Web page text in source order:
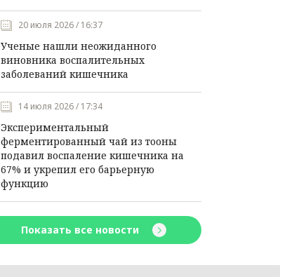
20 июля 2026 / 16:37
Ученые нашли неожиданного
виновника воспалительных
заболеваний кишечника
14 июля 2026 / 17:34
Экспериментальный
ферментированный чай из тооны
подавил воспаление кишечника на
67% и укрепил его барьерную
функцию
Показать все новости